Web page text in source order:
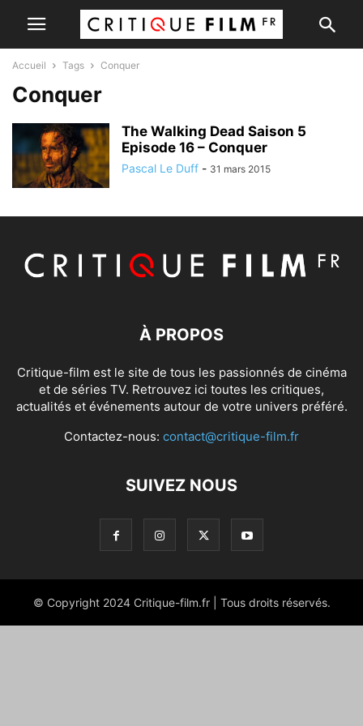
Accueil Tags Conquer
Conquer
The Walking Dead Saison 5
Episode 16 – Conquer
Pascal Le Duff - 31 mars 2015
À PROPOS
Critique-film est le site de tous les passionnés de cinéma
et de séries TV. Retrouvez ici toutes les critiques,
actualités et événements autour de votre univers préféré.
Contactez-nous: contact@critique-film.fr
SUIVEZ NOUS
© Copyright 2024 Critique-film.fr | Tous droits réservés.